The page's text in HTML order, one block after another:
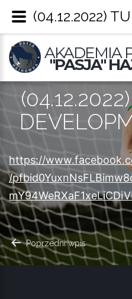
AKADEMIA
"PASJA"
https://
/
Poprzedni wpis